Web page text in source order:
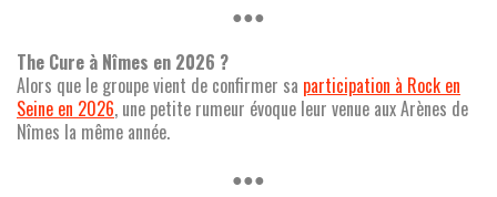
●●●
The Cure à Nîmes en 2026 ?
Alors que le groupe vient de confirmer sa participation à Rock en
Seine en 2026, une petite rumeur évoque leur venue aux Arènes de
Nîmes la même année.
●●●